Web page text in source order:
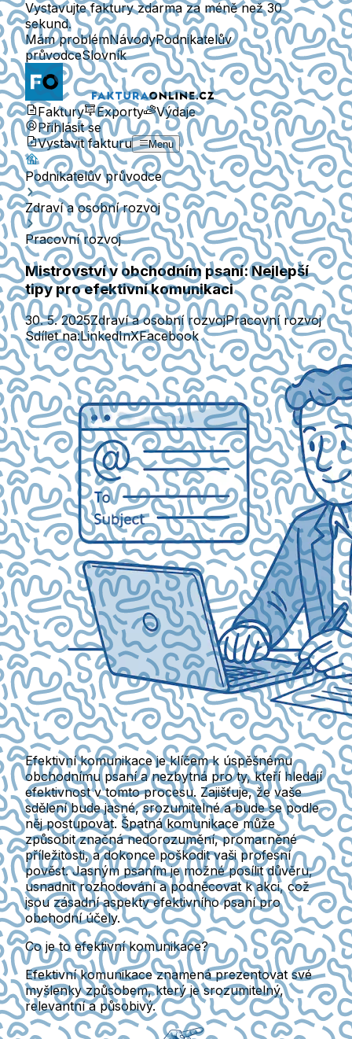
Vystavujte faktury zdarma za méně než 30
sekund.
Mám problémNávodyPodnikatelův
průvodceSlovník
Faktury Exporty
Výdaje
Přihlásit se
Vystavit fakturu
Menu
Podnikatelův průvodce
Zdraví a osobní rozvoj
Pracovní rozvoj
Mistrovství v obchodním psaní: Nejlepší
tipy pro efektivní komunikaci
30. 5. 2025Zdraví a osobní rozvojPracovní rozvoj
Sdílet na:LinkedInXFacebook
Efektivní komunikace je klíčem k úspěšnému
obchodnímu psaní a nezbytná pro ty, kteří hledají
efektivnost v tomto procesu. Zajišťuje, že vaše
sdělení bude jasné, srozumitelné a bude se podle
něj postupovat. Špatná komunikace může
způsobit značná nedorozumění, promarněné
příležitosti, a dokonce poškodit vaši profesní
pověst. Jasným psaním je možné posílit důvěru,
usnadnit rozhodování a podněcovat k akci, což
jsou zásadní aspekty efektivního psaní pro
obchodní účely.
Co je to efektivní komunikace?
Efektivní komunikace znamená prezentovat své
myšlenky způsobem, který je srozumitelný,
relevantní a působivý.